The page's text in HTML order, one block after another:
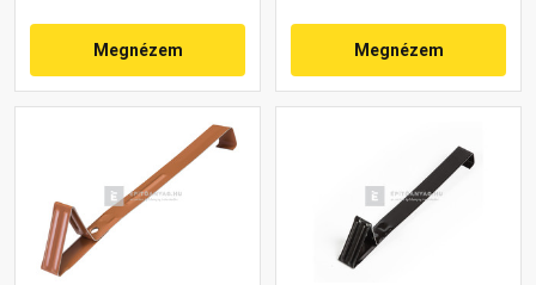
Megnézem Megnézem